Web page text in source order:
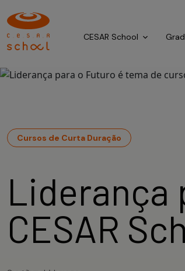
CESAR School
Cursos de Curta Duração
Liderança
CESAR